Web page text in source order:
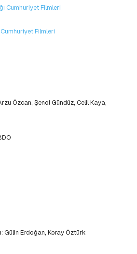
Cumhuriyet Filmleri
Cumhuriyet Filmleri
Özcan, Şenol Gündüz, Celil Kaya,
Gülin Erdoğan, Koray Öztürk